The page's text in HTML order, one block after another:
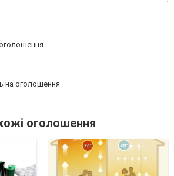
на оголошення
оголошення